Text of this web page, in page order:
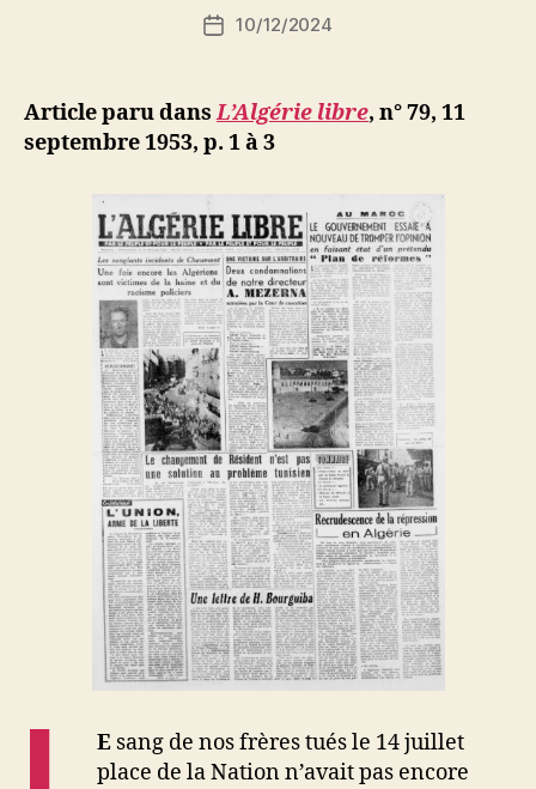
Auteur
de
N
ji
b
Date10/12/2024
Article paru dansL’Algérie libre, n° 79, 11
septembre 1953, p. 1 à 3
E sang de nos frères tués le 14 juillet
place de la Nation n’avait pas encore